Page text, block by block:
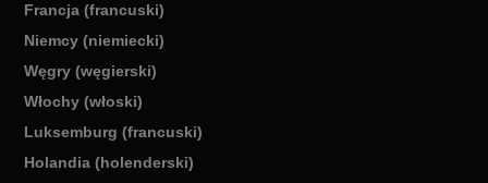
Francja (francuski)
Niemcy (niemiecki)
Węgry (węgierski)
Włochy (włoski)
Luksemburg (francuski)
Holandia (holenderski)